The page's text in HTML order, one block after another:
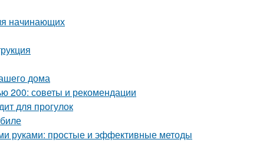
начинающих
дома
200: советы и рекомендации
для прогулок
руками: простые и эффективные методы